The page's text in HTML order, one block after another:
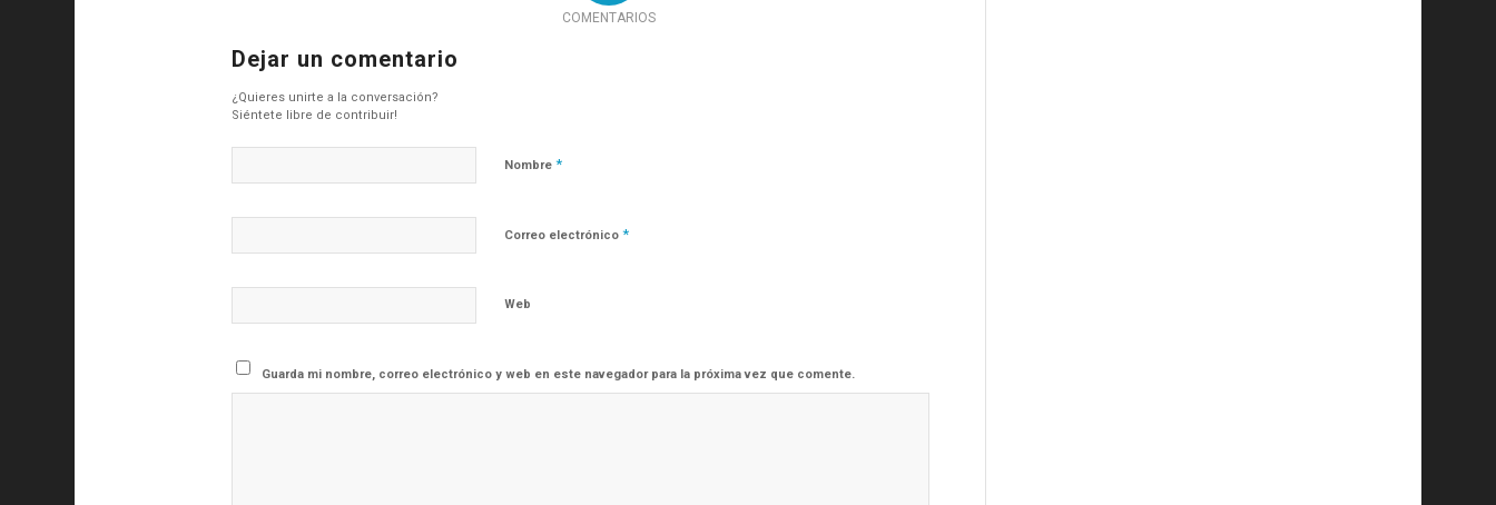
COMENTARIOS
Dejar un comentario
¿Quieres unirte a la conversación?
Siéntete libre de contribuir!
Nombre *
Correo electrónico *
Web
Guarda mi nombre, correo electrónico y web en este navegador para la próxima vez que comente.